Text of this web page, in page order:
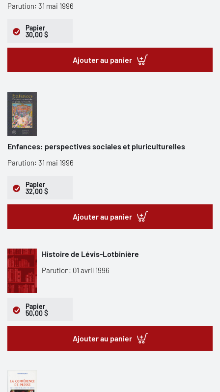
Parution: 31 mai 1996
Papier
30,00 $
Ajouter au panier
Enfances: perspectives sociales et pluriculturelles
Parution: 31 mai 1996
Papier
32,00 $
Ajouter au panier
Histoire de Lévis-Lotbinière
Parution: 01 avril 1996
Papier
50,00 $
Ajouter au panier